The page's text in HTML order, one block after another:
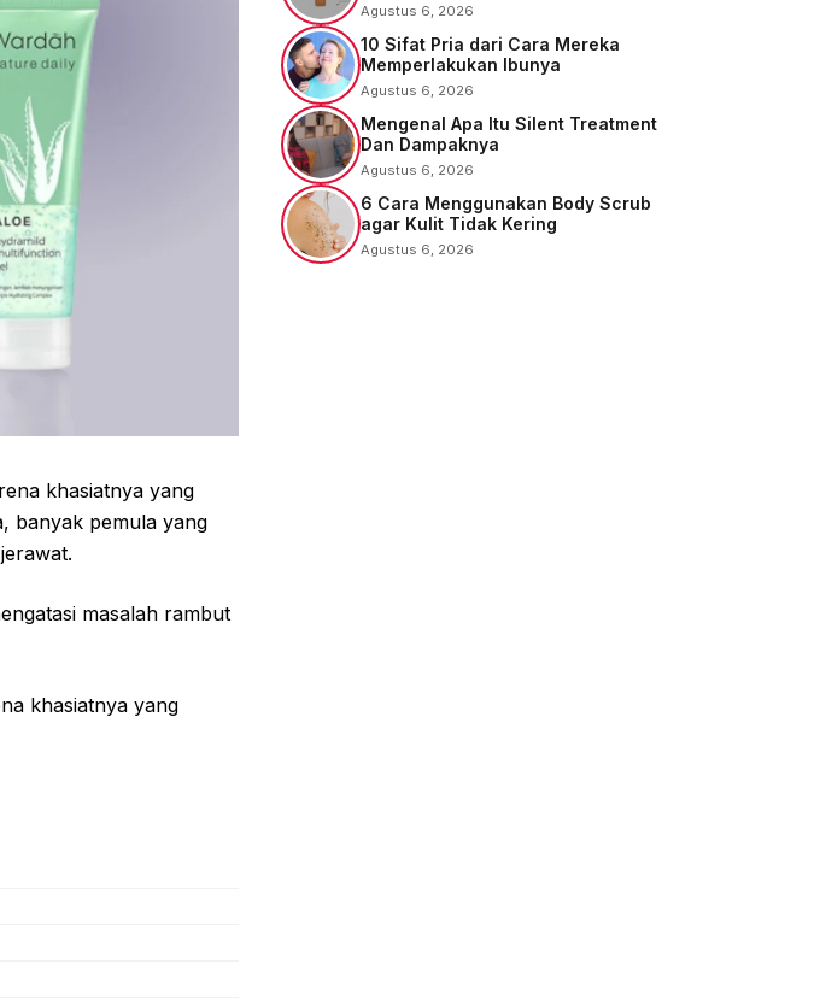
khasiatnya yang
banyak pemula yang
masalah rambut
khasiatnya yang
Agustus 6, 2026
10 Sifat Pria dari Cara Mereka
Memperlakukan Ibunya
Agustus 6, 2026
Mengenal Apa Itu Silent Treatment
Dan Dampaknya
Agustus 6, 2026
6 Cara Menggunakan Body Scrub
agar Kulit Tidak Kering
Agustus 6, 2026